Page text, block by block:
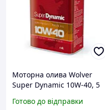
Моторна олива Wolver
Super Dynamic 10W-40, 5
Готово до відправки